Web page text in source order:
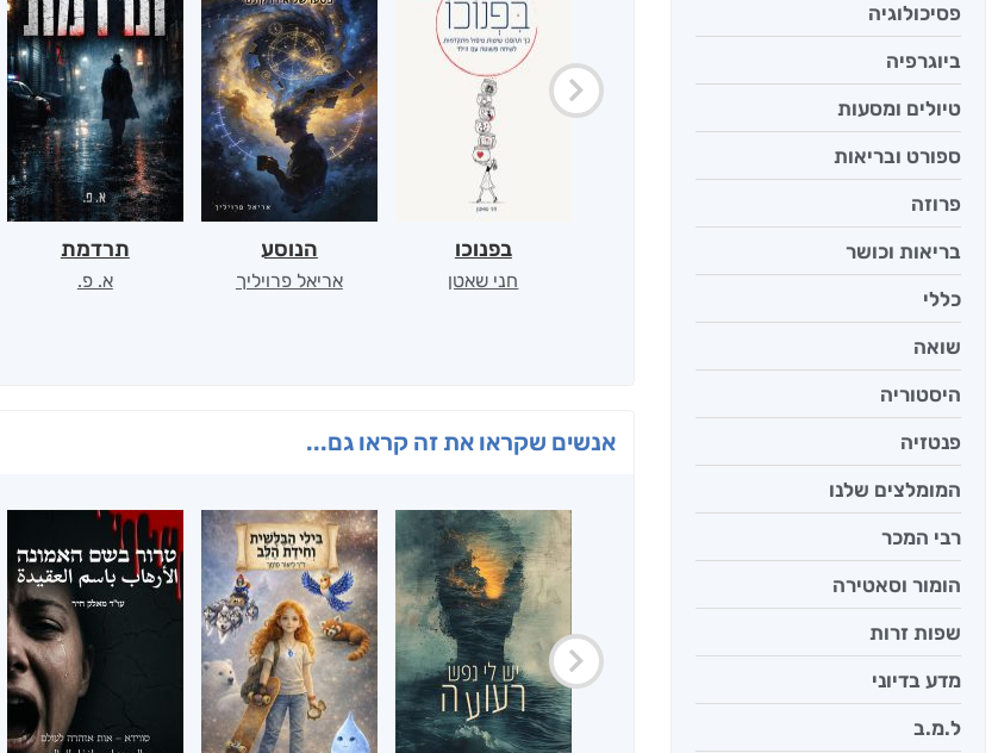
פסיכולוגיה
ביוגרפיה
טיולים ומסעות
ספורט ובריאות
פרוזה
בריאות וכושר
כללי
שואה
היסטוריה
פנטזיה
המומלצים שלנו
רבי המכר
הומור וסאטירה
שפות זרות
מדע בדיוני
ל.מ.ב
בפנוכו
חני שאטן
הנוסע
אריאל פרויליך
תרדמת
א. פ.
אנשים שקראו את זה קראו גם...